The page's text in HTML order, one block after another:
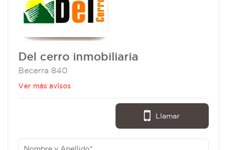
Del cerro inmobiliaria
Becerra 840
Ver más avisos
Llamar